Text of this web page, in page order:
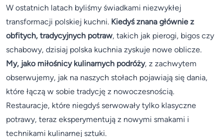
W ostatnich latach byliśmy świadkami niezwykłej
transformacji polskiej kuchni. Kiedyś znana głównie z
obfitych, tradycyjnych potraw, takich jak pierogi, bigos czy
schabowy, dzisiaj polska kuchnia zyskuje nowe oblicze.
My, jako miłośnicy kulinarnych podróży, z zachwytem
obserwujemy, jak na naszych stołach pojawiają się dania,
które łączą w sobie tradycję z nowoczesnością.
Restauracje, które niegdyś serwowały tylko klasyczne
potrawy, teraz eksperymentują z nowymi smakami i
technikami kulinarnej sztuki.